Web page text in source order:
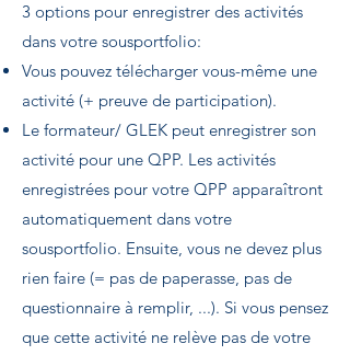
3 options pour enregistrer des activités
dans votre sousportfolio:
Vous pouvez télécharger vous-même une
activité (+ preuve de participation).
Le formateur/ GLEK peut enregistrer son
activité pour une QPP. Les activités
enregistrées pour votre QPP apparaîtront
automatiquement dans votre
sousportfolio. Ensuite, vous ne devez plus
rien faire (= pas de paperasse, pas de
questionnaire à remplir, ...). Si vous pensez
que cette activité ne relève pas de votre